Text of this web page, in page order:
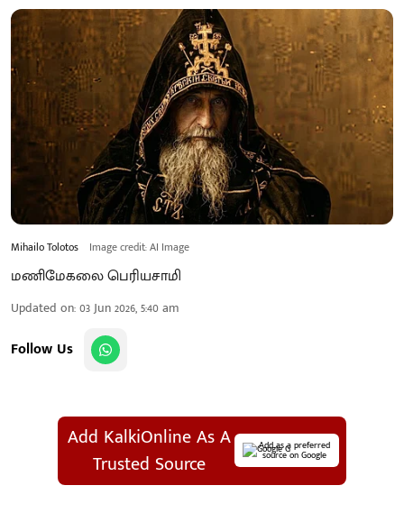
Mihailo Tolotos Image credit: AI Image
மணிமேகலை பெரியசாமி
Updated on:03 Jun 2026, 5:40 am
Follow Us
Add KalkiOnline As A
Trusted Source
Add as a preferred
source on Google